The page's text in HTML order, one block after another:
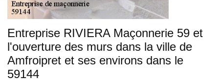
Entreprise RIVIERA Maçonnerie 59 et
l'ouverture des murs dans la ville de
Amfroipret et ses environs dans le
59144